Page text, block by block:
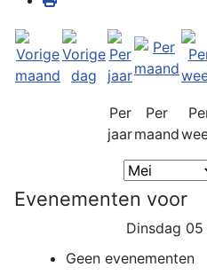
Per
jaar
Per
maand
Evenementen voor
Dinsdag
Geen evenementen